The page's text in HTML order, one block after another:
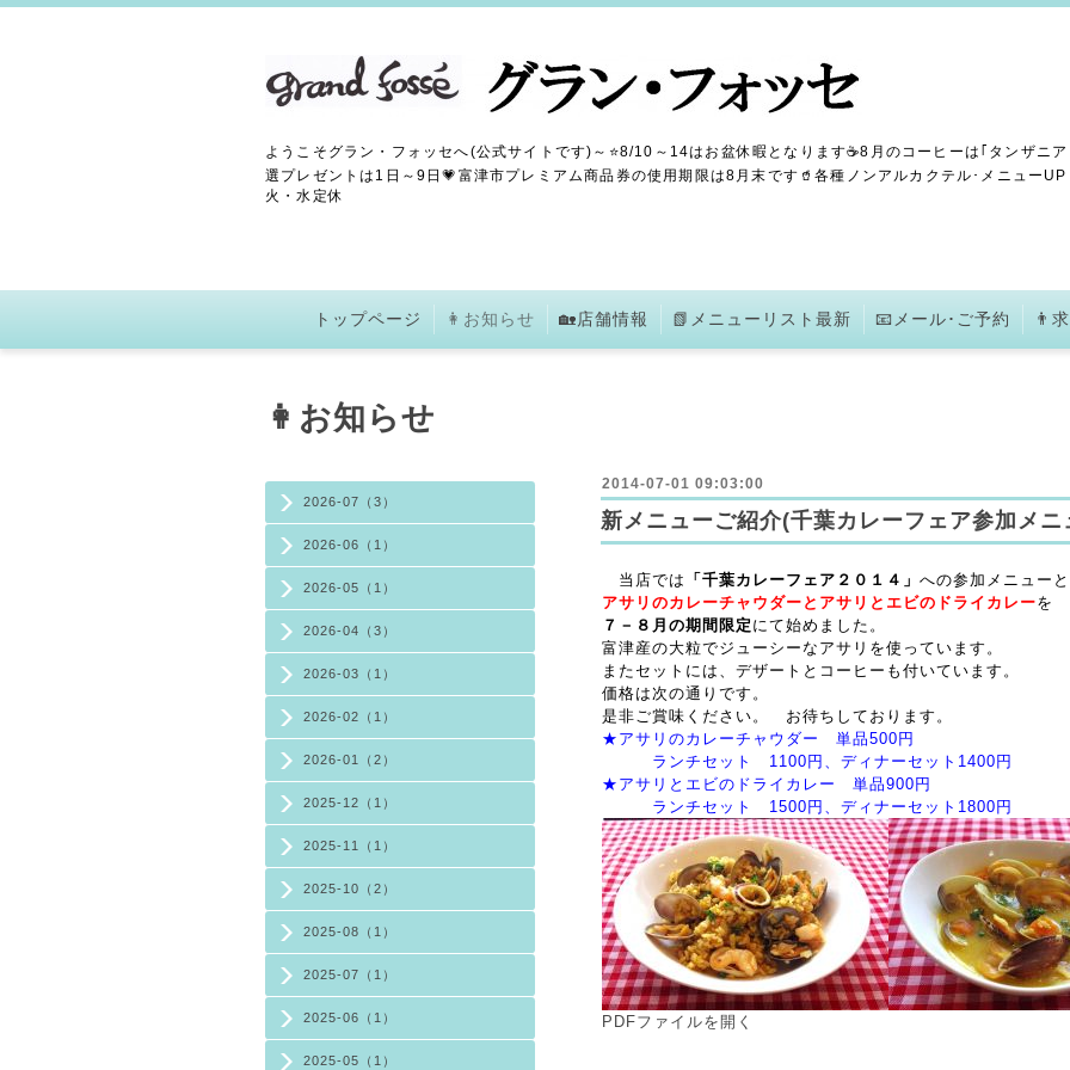
ようこそグラン・フォッセへ(公式サイトです)～⭐8/10～14はお盆休暇となります☕8月のコーヒーは｢タンザニ
選プレゼントは1日～9日💗富津市プレミアム商品券の使用期限は8月末です🥤各種ノンアルカクテル･メニュー
火・水定休
トップページ 👩お知らせ 🏡店舗情報 📗メニューリスト最新 📧メール･ご予約 👨
2026-07（3）
2026-06（1）
2026-05（1）
2026-04（3）
2026-03（1）
2026-02（1）
2026-01（2）
2025-12（1）
2025-11（1）
2025-10（2）
2025-08（1）
2025-07（1）
2025-06（1）
2025-05（1）
👩お知らせ
2014-07-01 09:03:00
新メニューご紹介(千葉カレーフェア参加メニ
当店では 「千葉カレーフェア２０１４」 への参加メニュー
アサリのカレーチャウダーとアサリとエビのドライカレーを
７－８月の期間限定 にて始めました。
富津産の大粒でジューシーなアサリを使っています。
またセットには、デザートとコーヒーも付いています。
価格は次の通りです。
是非ご賞味ください。 お待ちしております。
★アサリのカレーチャウダー 単品500円
ランチセット 1100円、ディナーセット1400円
★アサリとエビのドライカレー 単品900円
ランチセット 1500円、ディナーセット1800円
PDFファイルを開く